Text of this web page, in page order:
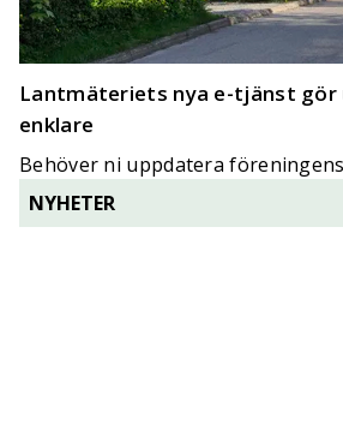
NYHETER
Lantmäteriets nya e-tjänst gör
enklare
Behöver ni uppdatera
styrelsens sammansättning?